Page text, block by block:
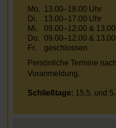
Mo. 13.00–18.00 Uhr
Di.
13.00–17.00 Uhr
Mi.
09.00–12.00 &
Do.
09.00–12.00 &
Fr.
geschlossen
Persönliche Termine
Voranmeldung.
Schließtage: 15.5. und